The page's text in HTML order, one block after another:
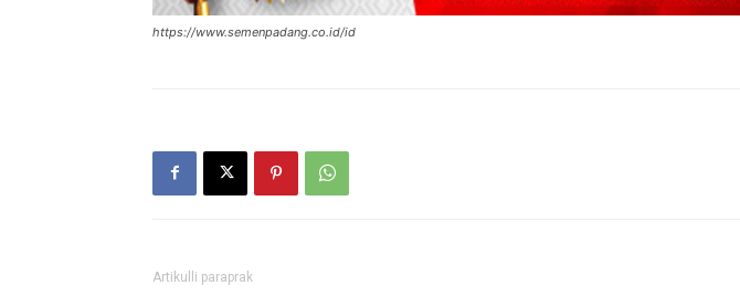
https://www.semenpadang.co.id/id
Artikulli paraprak